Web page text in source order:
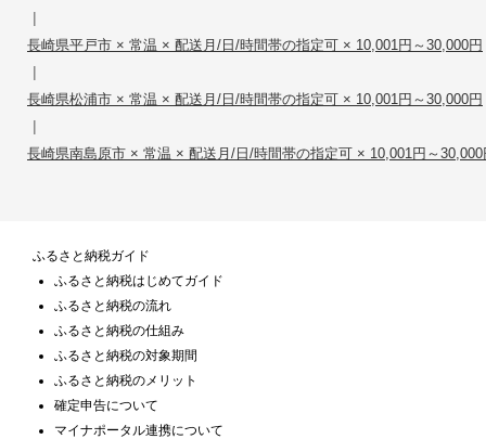
|
長崎県平戸市 × 常温 × 配送月/日/時間帯の指定可 × 10,001円～30,000円
|
長崎県松浦市 × 常温 × 配送月/日/時間帯の指定可 × 10,001円～30,000円
|
長崎県南島原市 × 常温 × 配送月/日/時間帯の指定可 × 10,001円～30,000
ふるさと納税ガイド
ふるさと納税はじめてガイド
ふるさと納税の流れ
ふるさと納税の仕組み
ふるさと納税の対象期間
ふるさと納税のメリット
確定申告について
マイナポータル連携について